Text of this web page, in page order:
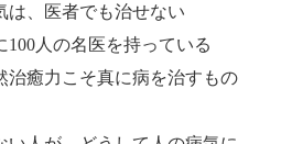
は、医者でも治せない
100人の名医を持っている
治癒力こそ真に病を治すもの